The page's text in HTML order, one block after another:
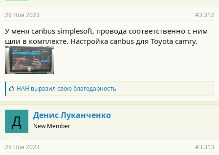
29 Ноя 2023 #3.312
У меня canbus simplesoft, провода соответственно с ним
шли в комплекте. Настройка canbus для Toyota camry.
Б
л
а
г
о
д
а
н
НАН выразил свою благодарность
Д Денис Луканченко
New Member
29 Ноя 2023 #3.313